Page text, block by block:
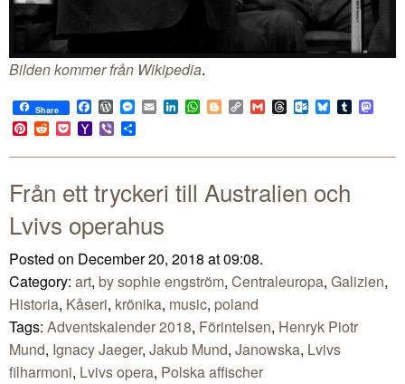
Bilden kommer från Wikipedia.
Share Facebook
WordPress
Messenger
EmailLinkedIn
WhatsApp
BloggerCopy
Link
GmailThreadsOutlook.com
BlueskyTumblr
Pinterest
RedditPocketYahoo
Mail
Viber
Från ett tryckeri till Australien och
Lvivs operahus
Posted on December 20, 2018 at 09:08.
Category: art, by sophie engström, Centraleuropa, Galizien,
Historia, Kåseri, krönika, music, poland
Tags: Adventskalender 2018, Förintelsen, Henryk Piotr
Mund, Ignacy Jaeger, Jakub Mund, Janowska, Lvivs
filharmoni, Lvivs opera, Polska affischer